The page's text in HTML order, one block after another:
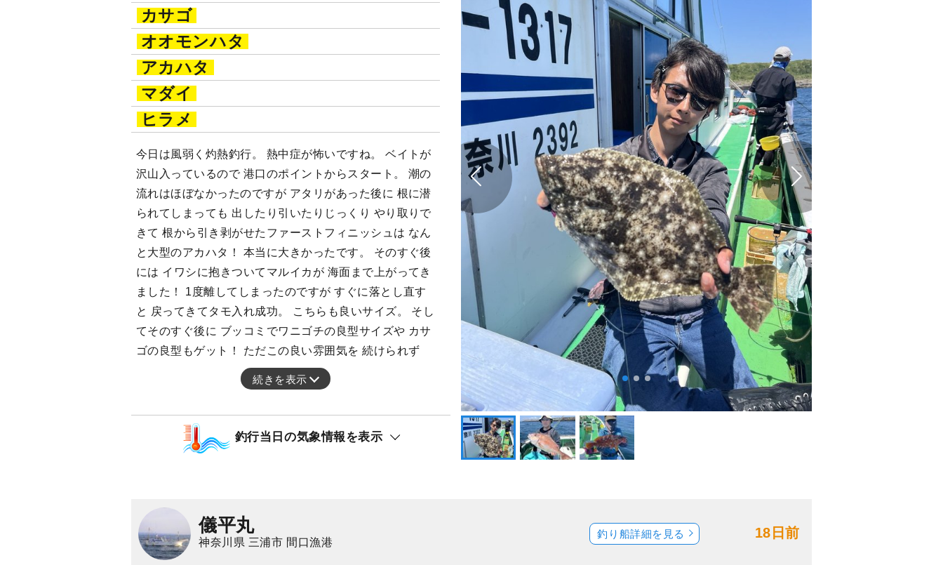
カサゴ
オオモンハタ
アカハタ
マダイ
ヒラメ
今日は風弱く灼熱釣行。 熱中症が怖いですね。 ベイトが
沢山入っているので 港口のポイントからスタート。 潮の
流れはほぼなかったのですが アタリがあった後に 根に潜
られてしまっても 出したり引いたりじっくり やり取りで
きて 根から引き剥がせたファーストフィニッシュは なん
と大型のアカハタ！ 本当に大きかったです。 そのすぐ後
には イワシに抱きついてマルイカが 海面まで上がってき
ました！ 1度離してしまったのですが すぐに落とし直す
と 戻ってきてタモ入れ成功。 こちらも良いサイズ。 そし
てそのすぐ後に ブッコミでワニゴチの良型サイズや カサ
ゴの良型もゲット！ ただこの良い雰囲気を 続けられず
続きを表示
釣行当日の気象情報を表示
儀平丸
神奈川県 三浦市 間口漁港
18日前
釣り船詳細を見る